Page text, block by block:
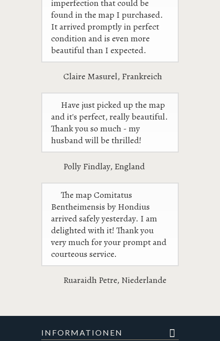
imperfection that could be
found in the map I purchased.
It arrived promptly in perfect
condition and is even more
beautiful than I expected.
Claire Masurel, Frankreich
Have just picked up the map
and it's perfect, really beautiful.
Thank you so much - my
husband will be thrilled!
Polly Findlay, England
The map Comitatus
Bentheimensis by Hondius
arrived safely yesterday. I am
delighted with it! Thank you
very much for your prompt and
courteous service.
Ruaraidh Petre, Niederlande
INFORMATIONEN